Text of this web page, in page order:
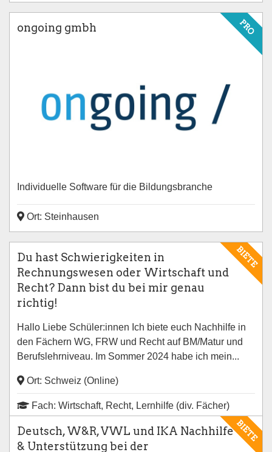
PRO
ongoing gmbh
Individuelle Software für die Bildungsbranche
Ort: Steinhausen
BIETE
Du hast Schwierigkeiten in
Rechnungswesen oder Wirtschaft und
Recht? Dann bist du bei mir genau
richtig!
Hallo Liebe Schüler:innen Ich biete euch Nachhilfe in
den Fächern WG, FRW und Recht auf BM/Matur und
Berufslehrniveau. Im Sommer 2024 habe ich mein...
Ort: Schweiz (Online)
Fach: Wirtschaft, Recht, Lernhilfe (div. Fächer)
BIETE
Deutsch, W&R, VWL und IKA Nachhilfe
& Unterstützung bei der